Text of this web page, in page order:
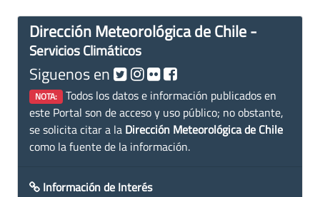
Dirección Meteorológica de Chile -
Servicios Climáticos
Siguenos en
NOTA: Todos los datos e información publicados en
este Portal son de acceso y uso público; no obstante,
se solicita citar a la Dirección Meteorológica de Chile
como la fuente de la información.
Información de Interés